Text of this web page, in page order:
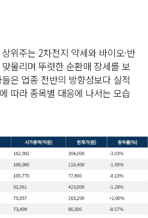
위주는 2차전지 약세와 바이오·반
물리며 뚜렷한 순환매 장세를 보
은 업종 전반의 방향성보다 실적
따라 종목별 대응에 나서는 모습